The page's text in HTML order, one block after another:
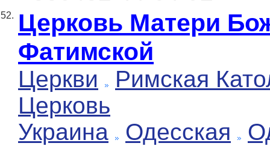
52. Церковь Матери
Фатимской
Церкви
Римская
Церковь
Украина
Одесская